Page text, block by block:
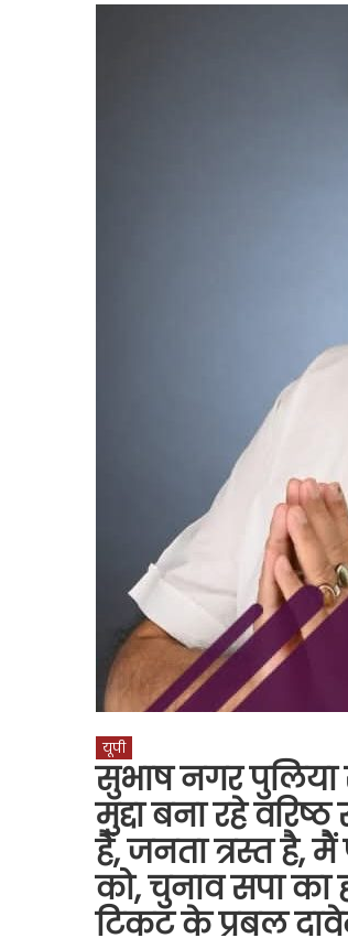
यूपी
सुभाष नगर
मुद्दा बना रहे
हैं, जनता त्रस्त है, मैं
को, चुनाव सपा का
टिकट के प्रबल